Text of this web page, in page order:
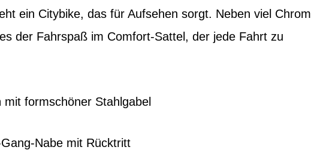
ein Citybike, das für Aufsehen sorgt. Neben viel Chrom
der Fahrspaß im Comfort-Sattel, der jede Fahrt zu
formschöner Stahlgabel
Nabe mit Rücktritt